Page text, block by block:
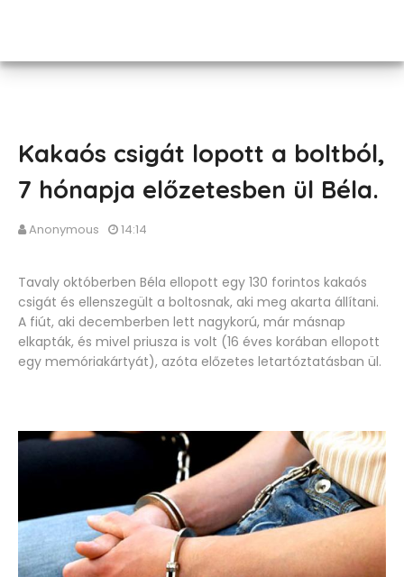
Kakaós csigát lopott a boltból,
7 hónapja előzetesben ül Béla.
Anonymous 14:14
Tavaly októberben Béla ellopott egy 130 forintos kakaós
csigát és ellenszegült a boltosnak, aki meg akarta állítani.
A fiút, aki decemberben lett nagykorú, már másnap
elkapták, és mivel priusza is volt (16 éves korában ellopott
egy memóriakártyát), azóta előzetes letartóztatásban ül.